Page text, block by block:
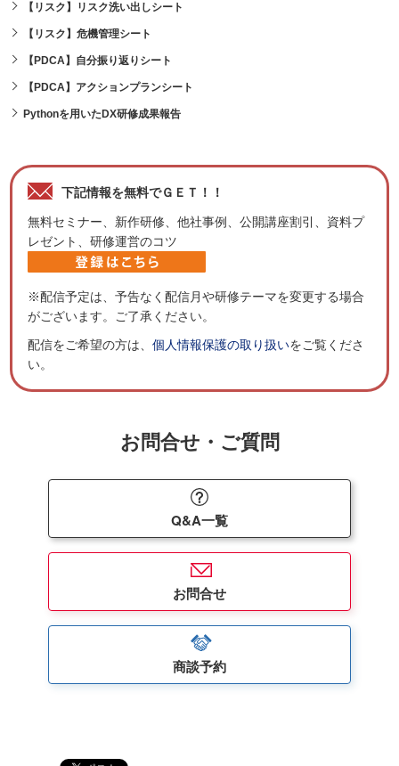
【リスク】リスク洗い出しシート
【リスク】危機管理シート
【PDCA】自分振り返りシート
【PDCA】アクションプランシート
Pythonを用いたDX研修成果報告
下記情報を無料でＧＥＴ！！
無料セミナー、新作研修、他社事例、公開講座割引、資料プ
レゼント、研修運営のコツ
※配信予定は、予告なく配信月や研修テーマを変更する場合
がございます。ご了承ください。
配信をご希望の方は、個人情報保護の取り扱いをご覧くださ
い。
お問合せ・ご質問
Q&A一覧
お問合せ
商談予約